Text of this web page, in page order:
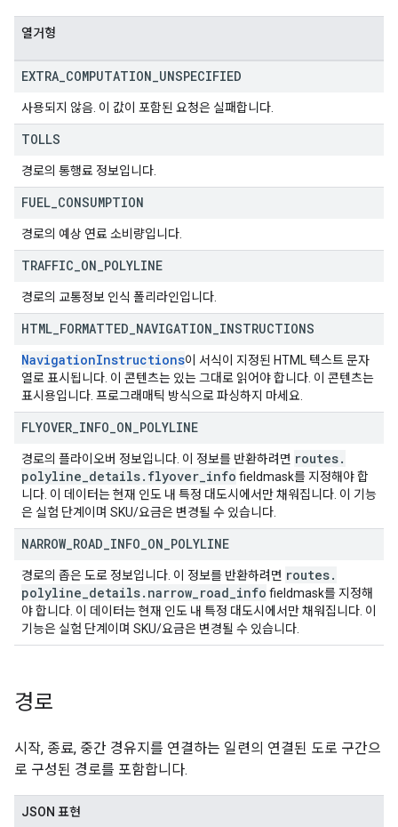
열거형
EXTRA COMPUTATION UNSPECIFIED
사용되지 않음. 이 값이 포함된 요청은 실패합니다.
TOLLS
경로의 통행료 정보입니다.
FUEL CONSUMPTION
경로의 예상 연료 소비량입니다.
TRAFFIC ON POLYLINE
경로의 교통정보 인식 폴리라인입니다.
HTML FORMATTED NAVIGATION INSTRUCTIONS
NavigationInstructions이 서식이 지정된 HTML 텍스트 문자
열로 표시됩니다. 이 콘텐츠는 있는 그대로 읽어야 합니다. 이 콘텐츠는
표시용입니다. 프로그래매틱 방식으로 파싱하지 마세요.
FLYOVER INFO ON POLYLINE
경로의 플라이오버 정보입니다. 이 정보를 반환하려면 routes.
polyline details. flyover info fieldmask를 지정해야 합
니다. 이 데이터는 현재 인도 내 특정 대도시에서만 채워집니다. 이 기능
은 실험 단계이며 SKU/요금은 변경될 수 있습니다.
NARROW_ ROAD INFO ON POLYLINE
경로의 좁은 도로 정보입니다. 이 정보를 반환하려면 routes.
polyline details. narrow road info fieldmask를 지정해
야 합니다. 이 데이터는 현재 인도 내 특정 대도시에서만 채워집니다. 이
기능은 실험 단계이며 SKU/요금은 변경될 수 있습니다.
경로
시작, 종료, 중간 경유지를 연결하는 일련의 연결된 도로 구간으
로 구성된 경로를 포함합니다.
JSON 표현